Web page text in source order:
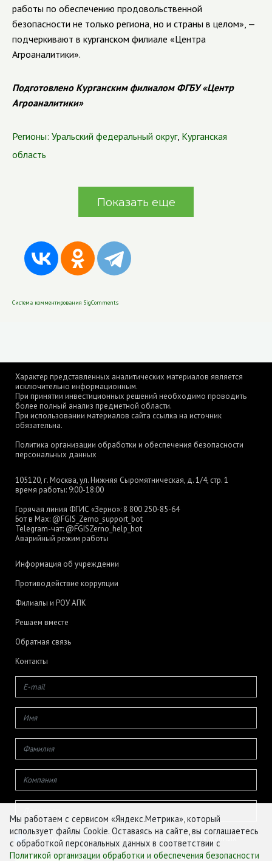
работы по обеспечению продовольственной
безопасности не только региона, но и страны в целом», —
подчеркивают в курганском филиале «Центра
Агроаналитики».
Подготовлено Курганским филиалом ФГБУ «Центр
Агроаналитики»
Регионы: Уральский федеральный округ, Курганская
область
Показать еще
Система комментирования SigComments
Характер представленных аналитических материалов является
исключительно информационным.
При принятии инвестиционных решений необходимо проводить
более полный анализ предметной области.
При использовании материалов сайта ссылка на источник
обязательна.
Политика организации обработки и обеспечения безопасности
персональных данных
105120, г. Москва, ул. Нижняя Сыромятническая, д. 1/4, стр. 1
время работы: 9:00-18:00
Горячая линия ФГИС «Зерно»: 8 800 250-85-64
Бот в Max: @FGIS_Zerno_support_bot
Telegram-чат: @FGISZerno_help_bot
Аварийный режим работы
Информация об учреждении
Противодействие коррупции
Филиалы и РОУ АПК
Решаем вместе
Обратная связь
Контакты
Даю согласие на обработку своих персональных данных
Мы работаем с сервисом «Яндекс.Метрика», который
использует файлы Cookie. Оставаясь на сайте, вы соглашаетесь
с обработкой персональных данных в соответствии с
Политикой организации обработки и обеспечения безопасности